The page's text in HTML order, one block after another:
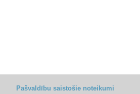
Pašvaldību saistošie noteikumi